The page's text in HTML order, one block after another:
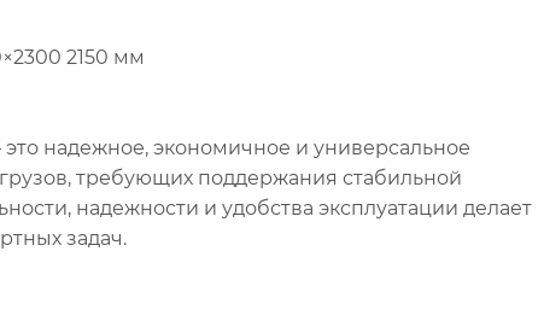
2150 мм
надежное, экономичное и универсальное
требующих поддержания стабильной
надежности и удобства эксплуатации делает
задач.